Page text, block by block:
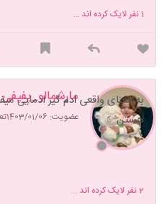
1نفر لایک کرده اند ...
مارشمالو_پفپفی
عضویت: 1403/01/06
به معنای واقعی ادم گیر ادمایی
هستن✅
2نفر لایک کرده اند ...